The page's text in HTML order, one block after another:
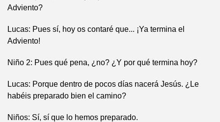
Adviento?
Lucas: Pues sí, hoy os contaré que... ¡Ya termina el
Adviento!
Niño 2: Pues qué pena, ¿no? ¿Y por qué termina hoy?
Lucas: Porque dentro de pocos días nacerá Jesús. ¿Le
habéis preparado bien el camino?
Niños: Sí, sí que lo hemos preparado.